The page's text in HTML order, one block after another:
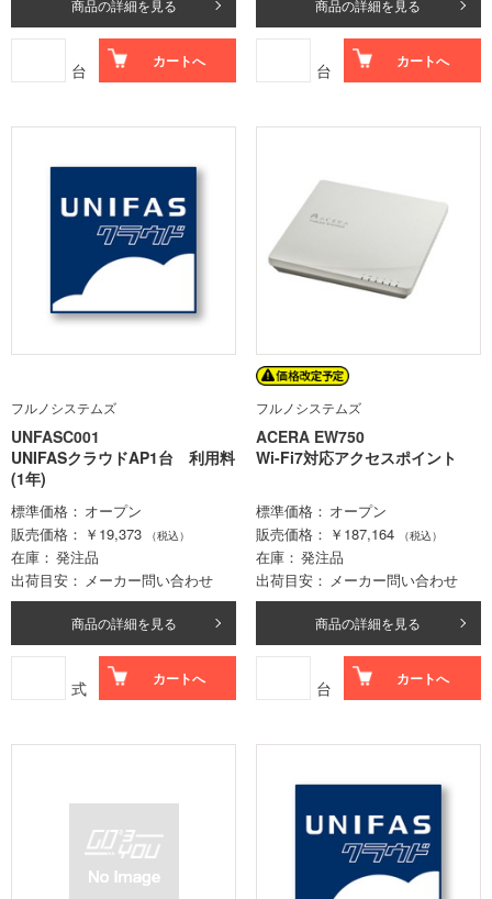
商品の詳細を見る
台 カートへ
商品の詳細を見る
台 カートへ
フルノシステムズ
UNFASC001
UNIFASクラウドAP1台 利用料
(1年)
標準価格
オープン
販売価格
￥19,373 （税込）
在庫
発注品
出荷目安
メーカー問い合わせ
商品の詳細を見る
式 カートへ
フルノシステムズ
ACERA EW750
Wi-Fi7対応アクセスポイント
標準価格
オープン
販売価格
￥187,164 （税込）
在庫
発注品
出荷目安
メーカー問い合わせ
商品の詳細を見る
台 カートへ